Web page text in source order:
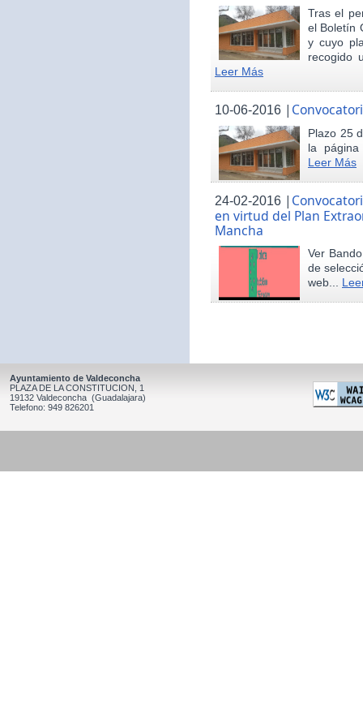
Tras el
el Boletín
y cuyo
recogido
Leer Más
10-06-2016 |
Plazo 25
la
Leer Más
24-02-2016 |
en virtud del Plan
Mancha
Ver
de
web...
Ayuntamiento de Valdeconcha
PLAZA DE LA CONSTITUCION, 1
19132 Valdeconcha (Guadalajara)
Telefono: 949 826201